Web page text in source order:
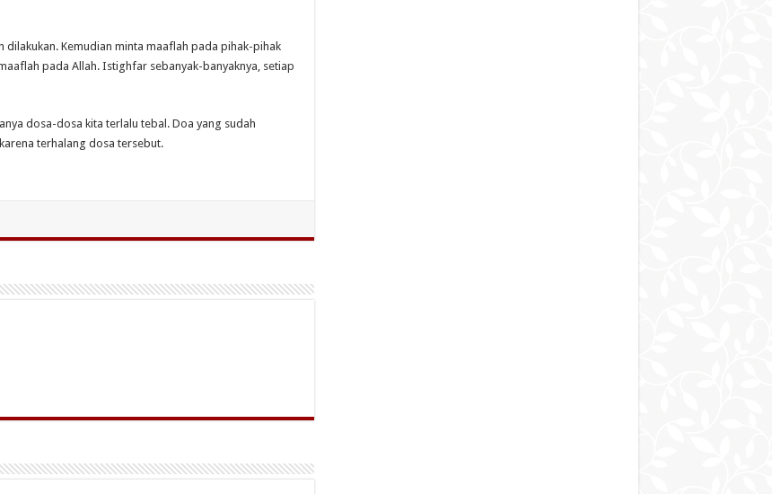
Kemudian minta maaflah pada pihak-pihak
pada Allah. Istighfar sebanyak-banyaknya, setiap
dosa-dosa kita terlalu tebal. Doa yang sudah
terhalang dosa tersebut.